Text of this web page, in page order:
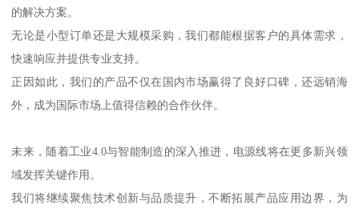
的解决方案。
无论是小型订单还是大规模采购，我们都能根据客户的具体需求，
快速响应并提供专业支持。
正因如此，我们的产品不仅在国内市场赢得了良好口碑，还远销海
外，成为国际市场上值得信赖的合作伙伴。
未来，随着工业4.0与智能制造的深入推进，电源线将在更多新兴领
域发挥关键作用。
我们将继续聚焦技术创新与品质提升，不断拓展产品应用边界，为